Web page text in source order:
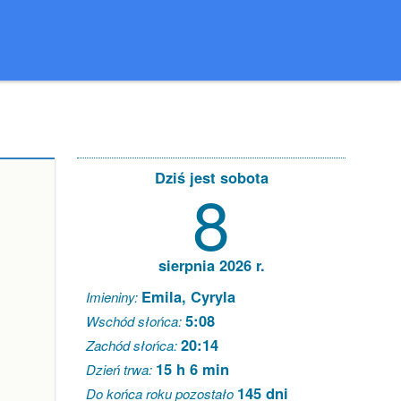
Dziś jest sobota
8
sierpnia 2026 r.
Imieniny: Emila, Cyryla
Wschód słońca:5:08
Zachód słońca:20:14
Dzień trwa: 15 h 6 min
Do końca roku pozostało 145 dni